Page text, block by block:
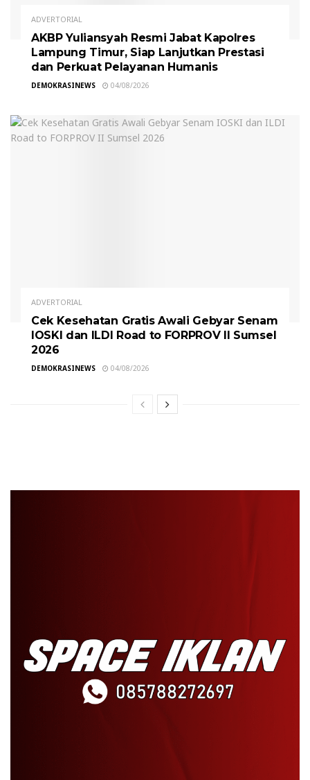
ADVERTORIAL
AKBP Yuliansyah Resmi Jabat Kapolres
Lampung Timur, Siap Lanjutkan Prestasi
dan Perkuat Pelayanan Humanis
DEMOKRASINEWS 04/08/2026
ADVERTORIAL
Cek Kesehatan Gratis Awali Gebyar Senam
IOSKI dan ILDI Road to FORPROV II Sumsel
2026
DEMOKRASINEWS 04/08/2026